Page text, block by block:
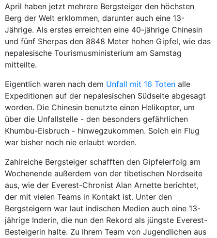
April haben jetzt mehrere Bergsteiger den höchsten
Berg der Welt erklommen, darunter auch eine 13-
Jährige. Als erstes erreichten eine 40-jährige Chinesin
und fünf Sherpas den 8848 Meter hohen Gipfel, wie das
nepalesische Tourismusministerium am Samstag
mitteilte.
Eigentlich waren nach dem Unfall mit 16 Toten alle
Expeditionen auf der nepalesischen Südseite abgesagt
worden. Die Chinesin benutzte einen Helikopter, um
über die Unfallstelle - den besonders gefährlichen
Khumbu-Eisbruch - hinwegzukommen. Solch ein Flug
war bisher noch nie erlaubt worden.
Zahlreiche Bergsteiger schafften den Gipfelerfolg am
Wochenende außerdem von der tibetischen Nordseite
aus, wie der Everest-Chronist Alan Arnette berichtet,
der mit vielen Teams in Kontakt ist. Unter den
Bergsteigern war laut indischen Medien auch eine 13-
jährige Inderin, die nun den Rekord als jüngste Everest-
Besteigerin halte. Zu ihrem Team von Jugendlichen aus